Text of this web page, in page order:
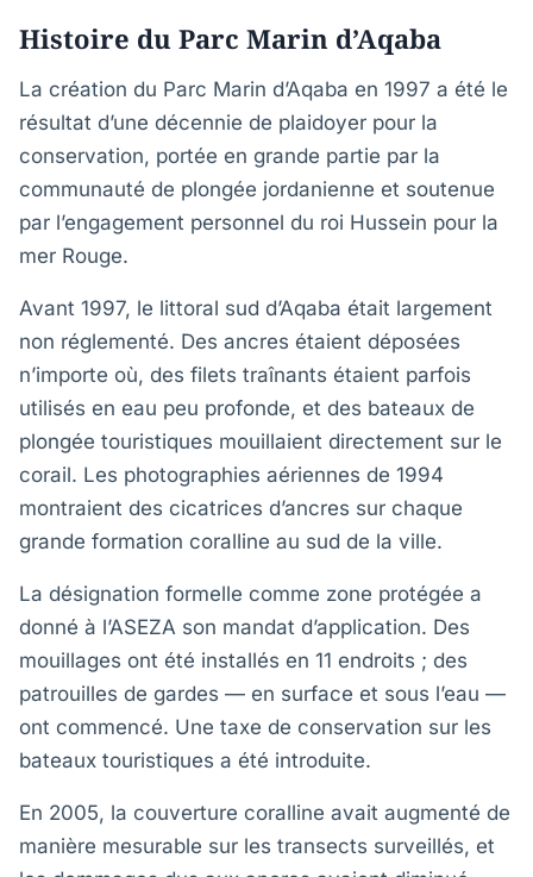
Histoire du Parc Marin d’Aqaba
La création du Parc Marin d’Aqaba en 1997 a été le
résultat d’une décennie de plaidoyer pour la
conservation, portée en grande partie par la
communauté de plongée jordanienne et soutenue
par l’engagement personnel du roi Hussein pour la
mer Rouge.
Avant 1997, le littoral sud d’Aqaba était largement
non réglementé. Des ancres étaient déposées
n’importe où, des filets traînants étaient parfois
utilisés en eau peu profonde, et des bateaux de
plongée touristiques mouillaient directement sur le
corail. Les photographies aériennes de 1994
montraient des cicatrices d’ancres sur chaque
grande formation coralline au sud de la ville.
La désignation formelle comme zone protégée a
donné à l’ASEZA son mandat d’application. Des
mouillages ont été installés en 11 endroits ; des
patrouilles de gardes — en surface et sous l’eau —
ont commencé. Une taxe de conservation sur les
bateaux touristiques a été introduite.
En 2005, la couverture coralline avait augmenté de
manière mesurable sur les transects surveillés, et